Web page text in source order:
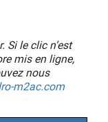
Si le clic n’est
mis en ligne,
nous
m2ac.com